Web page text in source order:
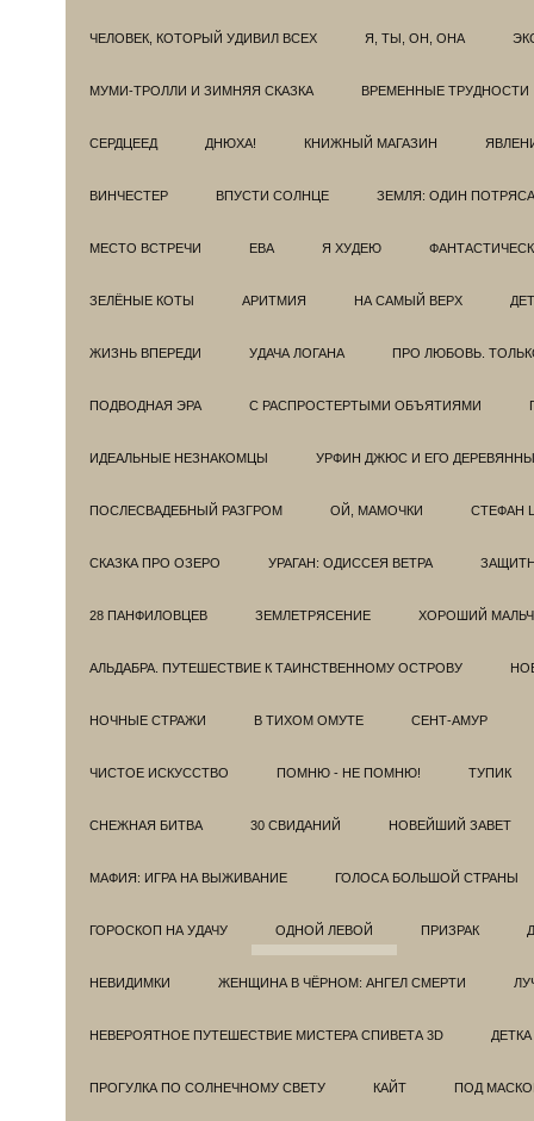
ЧЕЛОВЕК, КОТОРЫЙ УДИВИЛ ВСЕХ Я, ТЫ, ОН, ОНА
МУМИ-ТРОЛЛИ И ЗИМНЯЯ СКАЗКА ВРЕМЕННЫЕ ТРУДНОСТИ
СЕРДЦЕЕД ДНЮХА! КНИЖНЫЙ МАГАЗИН
ВИНЧЕСТЕР ВПУСТИ СОЛНЦЕ ЗЕМЛЯ: ОДИН
МЕСТО ВСТРЕЧИ ЕВА Я ХУДЕЮ
ЗЕЛЁНЫЕ КОТЫ АРИТМИЯ НА САМЫЙ ВЕРХ
ЖИЗНЬ ВПЕРЕДИ УДАЧА ЛОГАНА ПРО ЛЮБОВЬ.
ПОДВОДНАЯ ЭРА С РАСПРОСТЕРТЫМИ ОБЪЯТИЯМИ
ИДЕАЛЬНЫЕ НЕЗНАКОМЦЫ УРФИН ДЖЮС И ЕГО
ПОСЛЕСВАДЕБНЫЙ РАЗГРОМ ОЙ, МАМОЧКИ СТЕФАН
СКАЗКА ПРО ОЗЕРО УРАГАН: ОДИССЕЯ ВЕТРА
28 ПАНФИЛОВЦЕВ ЗЕМЛЕТРЯСЕНИЕ ХОРОШИЙ
АЛЬДАБРА. ПУТЕШЕСТВИЕ К ТАИНСТВЕННОМУ ОСТРОВУ
НОЧНЫЕ СТРАЖИ В ТИХОМ ОМУТЕ СЕНТ-АМУР
ЧИСТОЕ ИСКУССТВО ПОМНЮ - НЕ ПОМНЮ! ТУПИК
СНЕЖНАЯ БИТВА 30 СВИДАНИЙ НОВЕЙШИЙ ЗАВЕТ
МАФИЯ: ИГРА НА ВЫЖИВАНИЕ ГОЛОСА БОЛЬШОЙ СТРАНЫ
ГОРОСКОП НА УДАЧУ ОДНОЙ ЛЕВОЙ ПРИЗРАК
НЕВИДИМКИ ЖЕНЩИНА В ЧЁРНОМ: АНГЕЛ СМЕРТИ
НЕВЕРОЯТНОЕ ПУТЕШЕСТВИЕ МИСТЕРА СПИВЕТА 3D ДЕТКА
ПРОГУЛКА ПО СОЛНЕЧНОМУ СВЕТУ КАЙТ ПОД